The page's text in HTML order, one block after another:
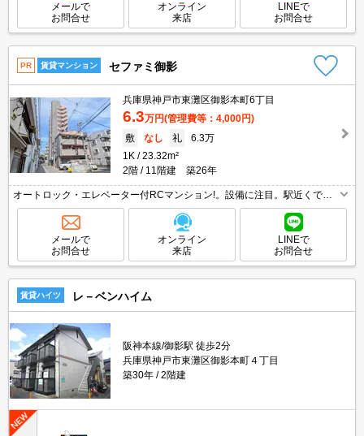
メールで
お問合せ
オンライン
来店
LINEで
お問合せ
PR 賃貸マンション セファミ御影
兵庫県神戸市東灘区御影本町6丁目
6.3万円(管理費等：4,000円)
敷
なし 礼
6.3万
1K
23.32m²
2階
11階建 築26年
オートロック・エレベーター付RCマンション!。設備に注目。駅近くでラ
クラク便利。駅近くでラクラク便利。買い物便利な立地ですよ～!!。仲介
手数料家賃の0.55ヵ月分。ぜひお問い合わせください!。
メールで
お問合せ
オンライン
来店
LINEで
お問合せ
賃貸ハイツ レ－ベンハイム
阪神本線/御影駅 徒歩2分
兵庫県神戸市東灘区御影本町４丁目
築30年
2階建